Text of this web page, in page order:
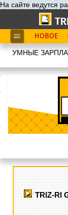
На сайте ведутся
НОВОЕ
УМНЫЕ
TRIZ-RI